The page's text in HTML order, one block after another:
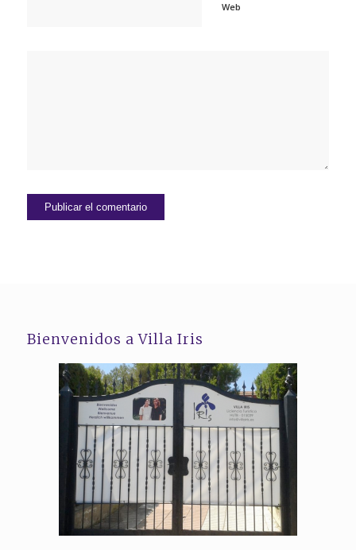
Web
Bienvenidos a Villa Iris